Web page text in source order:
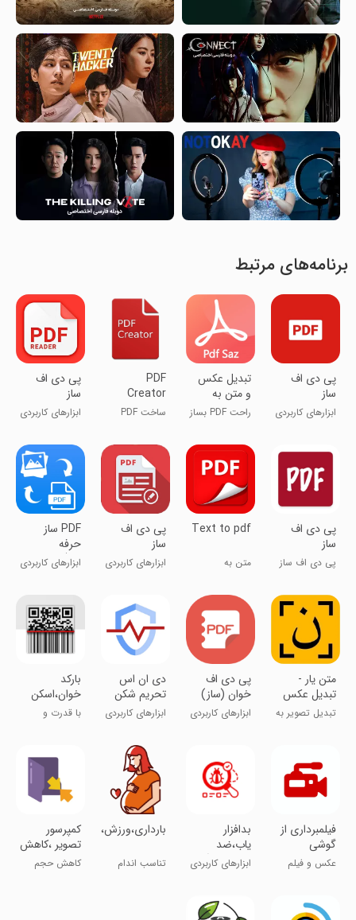
برنامه‌های مرتبط
پی دی اف
ساز
ابزارهای کاربردی
تبدیل عکس
و متن به
PDF
راحت PDF بساز
PDF
Creator
ساخت PDF
پی دی اف
ساز
ابزارهای کاربردی
پی دی اف
ساز
پی دی اف ساز
Text to pdf
متن به
پی دی اف
ساز
ابزارهای کاربردی
PDF ساز
حرفه
ای(تبدیل
عکس به
ابزارهای کاربردی
متن یار -
تبدیل عکس
به متن و
تبدیل تصویر به
پی دی اف
خوان (ساز)
هوشمند
ابزارهای کاربردی
‏‏دی ان اس
تحریم شکن
ابزارهای کاربردی
بارکد
خوان،اسکن
بارکد،بارکد
با قدرت و
‏فیلمبرداری از
گوشی
:اسکرین
عکس و فیلم
بدافزار
یاب،ضد
جاسوسی،آنتی
ویروس
ابزارهای کاربردی
بارداری،ورزش،سلامت،مادر
تناسب اندام
‏کمپرسور
تصویر ،کاهش
حجم،تبدیل
کاهش حجم